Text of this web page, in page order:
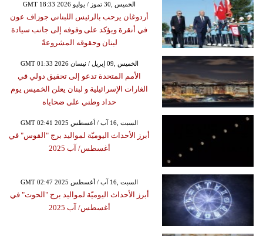
GMT 18:33 2026 الخميس ,30 تموز / يوليو
أردوغان يرحب بالرئيس اللبناني جوزاف عون
في أنقرة ويؤكد على وقوفه إلى جانب سيادة
لبنان وحقوقه المشروعةً
GMT 01:33 2026 الخميس ,09 إبريل / نيسان
الأمم المتحدة تدعو إلى تحقيق دولي في
الغارات الإسرائيلية و لبنان يعلن الخميس يوم
حداد وطني على ضحاياه
GMT 02:41 2025 السبت ,16 آب / أغسطس
أبرز الأحداث اليوميّة لمواليد برج "القوس" في
أغسطس/ آب 2025
GMT 02:47 2025 السبت ,16 آب / أغسطس
أبرز الأحداث اليوميّة لمواليد برج "الحوت" في
أغسطس/ آب 2025